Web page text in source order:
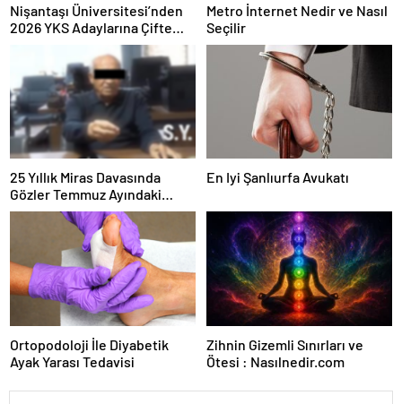
Nişantaşı Üniversitesi’nden
2026 YKS Adaylarına Çifte
Güvence: Sabit Ücret ve
Kesintisiz Burs
Metro İnternet Nedir ve Nasıl
Seçilir
25 Yıllık Miras Davasında
Gözler Temmuz Ayındaki
Karar Duruşmasına Çevrildi
En Iyi Şanlıurfa Avukatı
Ortopodoloji İle Diyabetik
Ayak Yarası Tedavisi
Zihnin Gizemli Sınırları ve
Ötesi : Nasılnedir.com